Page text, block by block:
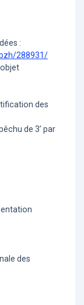
:
288931/
des
de 3’ par
des